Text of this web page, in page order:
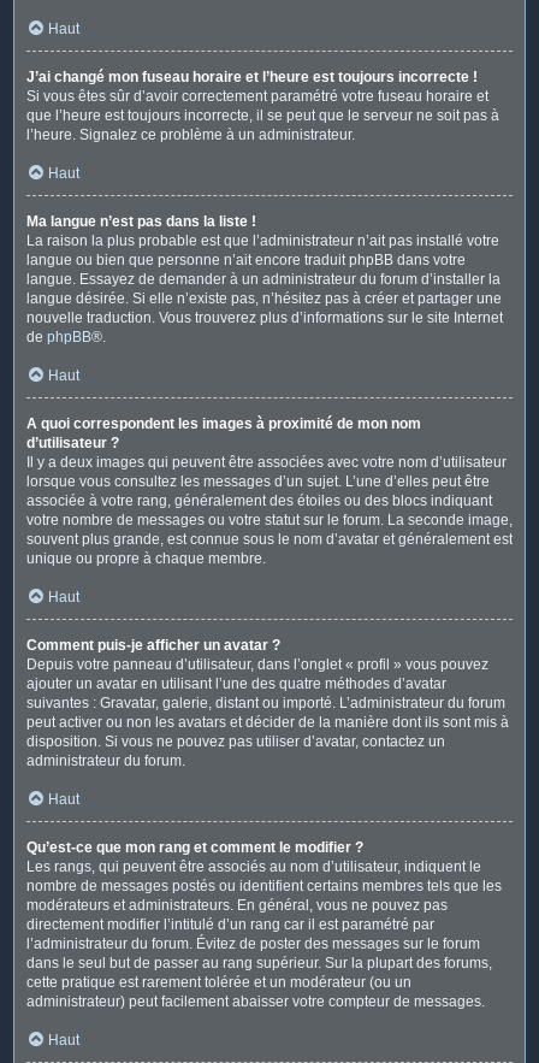
Haut
J’ai changé mon fuseau horaire et l’heure est toujours incorrecte !
Si vous êtes sûr d’avoir correctement paramétré votre fuseau horaire et
que l’heure est toujours incorrecte, il se peut que le serveur ne soit pas à
l’heure. Signalez ce problème à un administrateur.
Haut
Ma langue n’est pas dans la liste !
La raison la plus probable est que l’administrateur n’ait pas installé votre
langue ou bien que personne n’ait encore traduit phpBB dans votre
langue. Essayez de demander à un administrateur du forum d’installer la
langue désirée. Si elle n’existe pas, n’hésitez pas à créer et partager une
nouvelle traduction. Vous trouverez plus d’informations sur le site Internet
de phpBB®.
Haut
A quoi correspondent les images à proximité de mon nom
d’utilisateur ?
Il y a deux images qui peuvent être associées avec votre nom d’utilisateur
lorsque vous consultez les messages d’un sujet. L’une d’elles peut être
associée à votre rang, généralement des étoiles ou des blocs indiquant
votre nombre de messages ou votre statut sur le forum. La seconde image,
souvent plus grande, est connue sous le nom d’avatar et généralement est
unique ou propre à chaque membre.
Haut
Comment puis-je afficher un avatar ?
Depuis votre panneau d’utilisateur, dans l’onglet « profil » vous pouvez
ajouter un avatar en utilisant l’une des quatre méthodes d’avatar
suivantes : Gravatar, galerie, distant ou importé. L’administrateur du forum
peut activer ou non les avatars et décider de la manière dont ils sont mis à
disposition. Si vous ne pouvez pas utiliser d’avatar, contactez un
administrateur du forum.
Haut
Qu’est-ce que mon rang et comment le modifier ?
Les rangs, qui peuvent être associés au nom d’utilisateur, indiquent le
nombre de messages postés ou identifient certains membres tels que les
modérateurs et administrateurs. En général, vous ne pouvez pas
directement modifier l’intitulé d’un rang car il est paramétré par
l’administrateur du forum. Évitez de poster des messages sur le forum
dans le seul but de passer au rang supérieur. Sur la plupart des forums,
cette pratique est rarement tolérée et un modérateur (ou un
administrateur) peut facilement abaisser votre compteur de messages.
Haut